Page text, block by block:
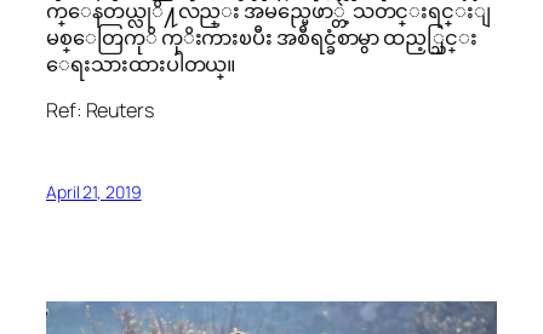
က္ေနတယ္လုိ႔လည္း အမည္မေဖာ္တဲ့ သတင္းရင္းျ
မစ္ေတြကုိ ကုိးကားၿပီး အစီရင္ခံစာမွာ ထည့္သြင္း
ေရးသားထားပါတယ္။
Ref: Reuters
April 21, 2019